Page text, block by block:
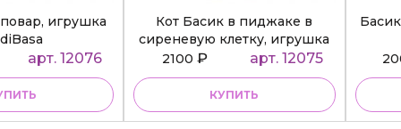
игрушка
арт. 12076
Кот Басик в пиджаке в
сиреневую клетку, игрушка
BudiBasa
2100₽ арт. 12075
КУПИТЬ